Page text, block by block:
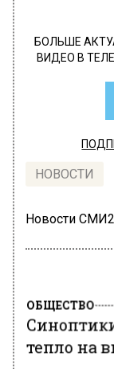
БОЛЬШЕ
ВИДЕО В
НОВОСТИ
Новости СМИ2
ОБЩЕСТВО
тепло на